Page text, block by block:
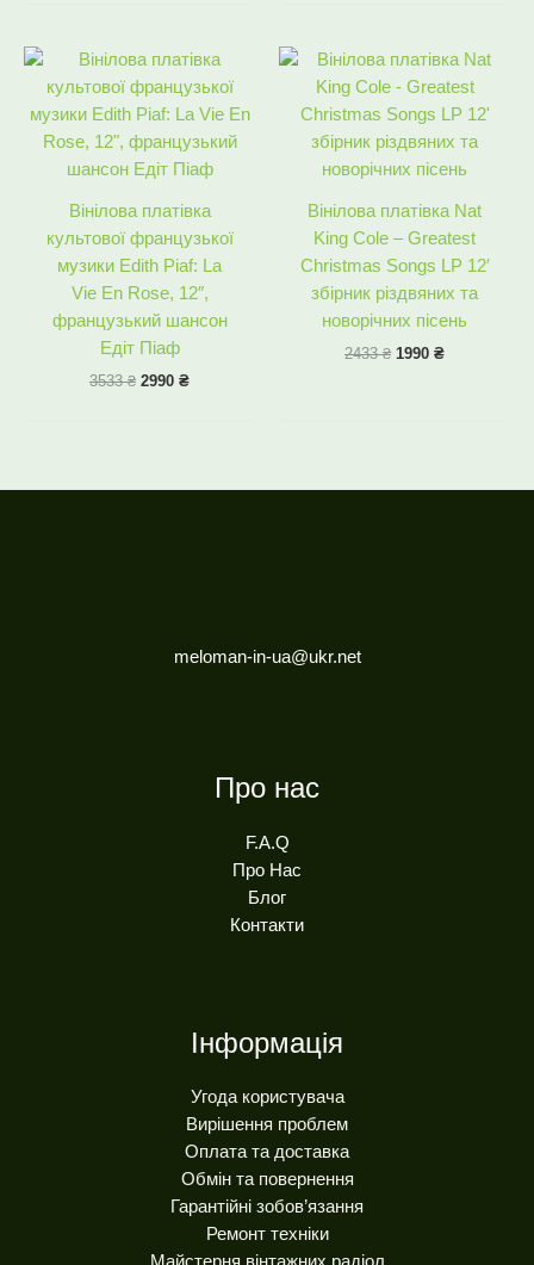
Вінілова платівка
культової французької
музики Edith Piaf: La
Vie En Rose, 12″,
французький шансон
Едіт Піаф
3533₴
Оригінальна
3533 ₴.
2990 ₴
Поточна
2990 ₴.
Вінілова платівка Nat
King Cole – Greatest
Christmas Songs LP 12′
збірник різдвяних та
новорічних пісень
2433₴
Оригінальна
ціна:
2433 ₴.
1990 ₴
Поточна
1990 ₴.
meloman-in-ua@ukr.net
Про нас
F.A.Q
Про Нас
Блог
Контакти
Інформація
Угода користувача
Вирішення проблем
Оплата та доставка
Обмін та повернення
Гарантійні зобов’язання
Ремонт техніки